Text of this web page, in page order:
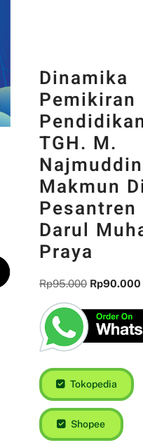
Dinamika
Pemikiran
TGH. M.
Najmuddin
Makmun
Pesantren
Darul
Praya
Rp95.000 Rp90.000
Tokopedia
Shopee